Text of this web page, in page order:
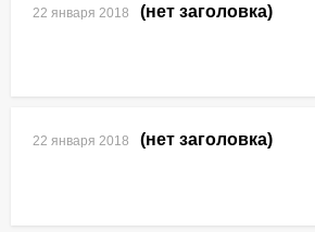
22 января 2018 (нет заголовка)
22 января 2018 (нет заголовка)